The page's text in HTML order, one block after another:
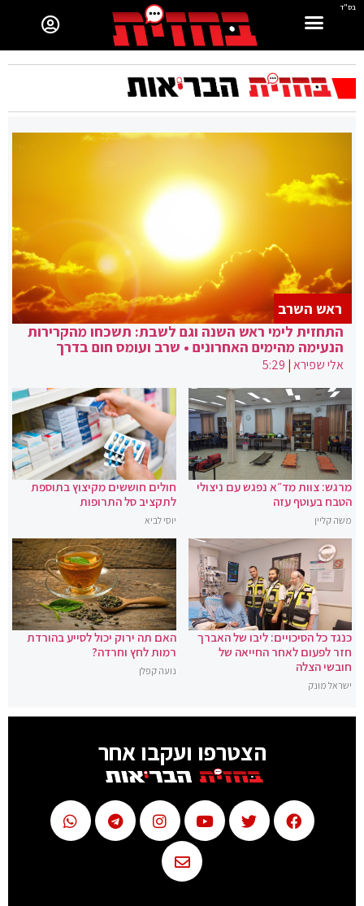
בס"ד
התחזית לימי ראש השנה וגם לשבת: תשכחו מהקרירות
הנעימה מהימים האחרונים • שרב ועומס חום בדרך
אלי שפירא|
5:29
ראש השרב
מרגש: צוות מד״א נפגש עם ניצולי
הטבח בעוטף עזה
משה קליין
חולים חוששים מקיצוץ בתוספת
לתקציב סל התרופות
יוסי לביא
כנגד כל הסיכויים: ליבו של האברך
חזר לפעום לאחר החייאה של
חובשי הצלה
ישראל מונק
האם תה ירוק יכול לסייע בהורדת
רמות לחץ וחרדה?
נועה קפלן
הצטרפו ועקבו אחר